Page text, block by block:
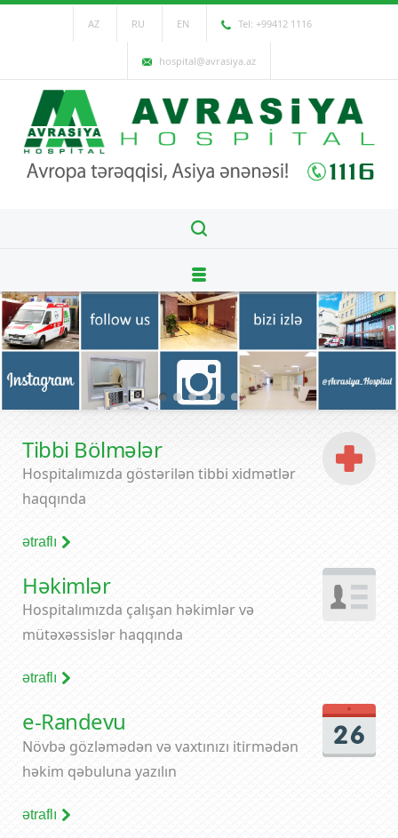
AZ RU EN Tel: +99412 1116
hospital@avrasiya.az
Tibbi Bölmələr
Hospitalımızda göstərilən tibbi xidmətlər
haqqında
ətraflı
Həkimlər
Hospitalımızda çalışan həkimlər və
mütəxəssislər haqqında
ətraflı
e-Randevu
Növbə gözləmədən və vaxtınızı itirmədən
həkim qəbuluna yazılın
ətraflı